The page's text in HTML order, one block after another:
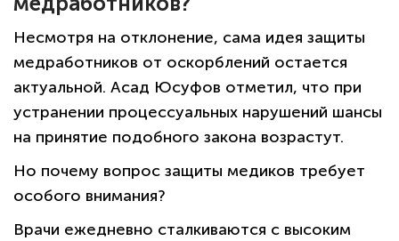
Несмотря на отклонение, сама идея защиты
медработников от оскорблений остается
актуальной. Асад Юсуфов отметил, что при
устранении процессуальных нарушений шансы
на принятие подобного закона возрастут.
Но почему вопрос защиты медиков требует
особого внимания?
Врачи ежедневно сталкиваются с высоким